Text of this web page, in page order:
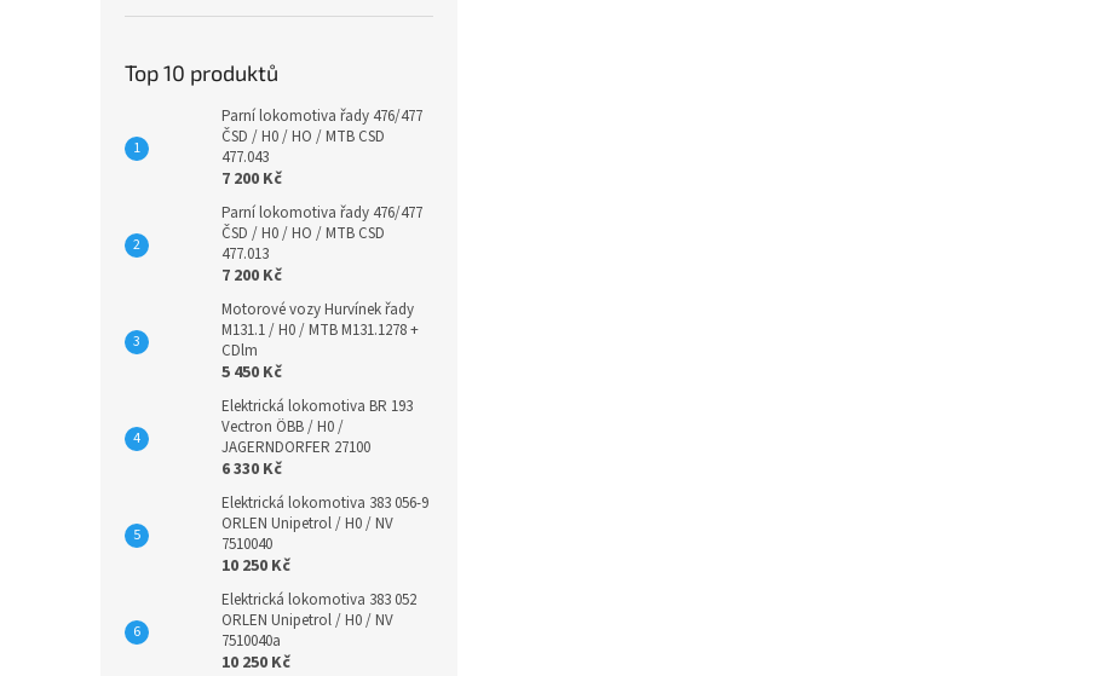
Top 10 produktů
Parní lokomotiva řady 476/477
ČSD / H0 / HO / MTB CSD
477.043
7 200 Kč
Parní lokomotiva řady 476/477
ČSD / H0 / HO / MTB CSD
477.013
7 200 Kč
Motorové vozy Hurvínek řady
M131.1 / H0 / MTB M131.1278 +
CDlm
5 450 Kč
Elektrická lokomotiva BR 193
Vectron ÖBB / H0 /
JAGERNDORFER 27100
6 330 Kč
Elektrická lokomotiva 383 056-9
ORLEN Unipetrol / H0 / NV
7510040
10 250 Kč
Elektrická lokomotiva 383 052
ORLEN Unipetrol / H0 / NV
7510040a
10 250 Kč